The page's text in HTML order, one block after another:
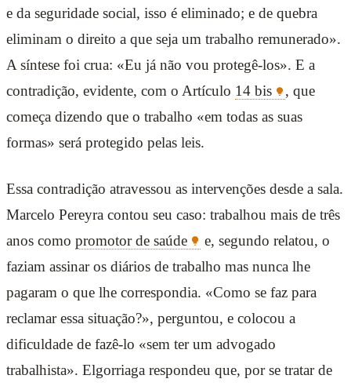
e da seguridade social, isso é eliminado; e de quebra
eliminam o direito a que seja um trabalho remunerado».
A síntese foi crua: «Eu já não vou protegê-los». E a
contradição, evidente, com o Artículo 14 bis
, que
começa dizendo que o trabalho «em todas as suas
formas» será protegido pelas leis.
Essa contradição atravessou as intervenções desde a sala.
Marcelo Pereyra contou seu caso: trabalhou mais de três
anos como promotor de saúde
e, segundo relatou, o
faziam assinar os diários de trabalho mas nunca lhe
pagaram o que lhe correspondia. «Como se faz para
reclamar essa situação?», perguntou, e colocou a
dificuldade de fazê-lo «sem ter um advogado
trabalhista». Elgorriaga respondeu que, por se tratar de